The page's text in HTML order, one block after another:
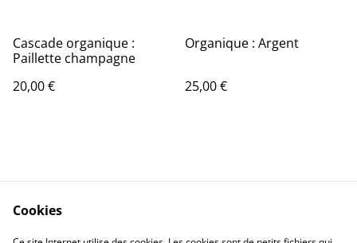
Cascade organique :
Paillette champagne
20,00 €
Organique : Argent
25,00 €
Contact Us
Legal Terms
Cookies